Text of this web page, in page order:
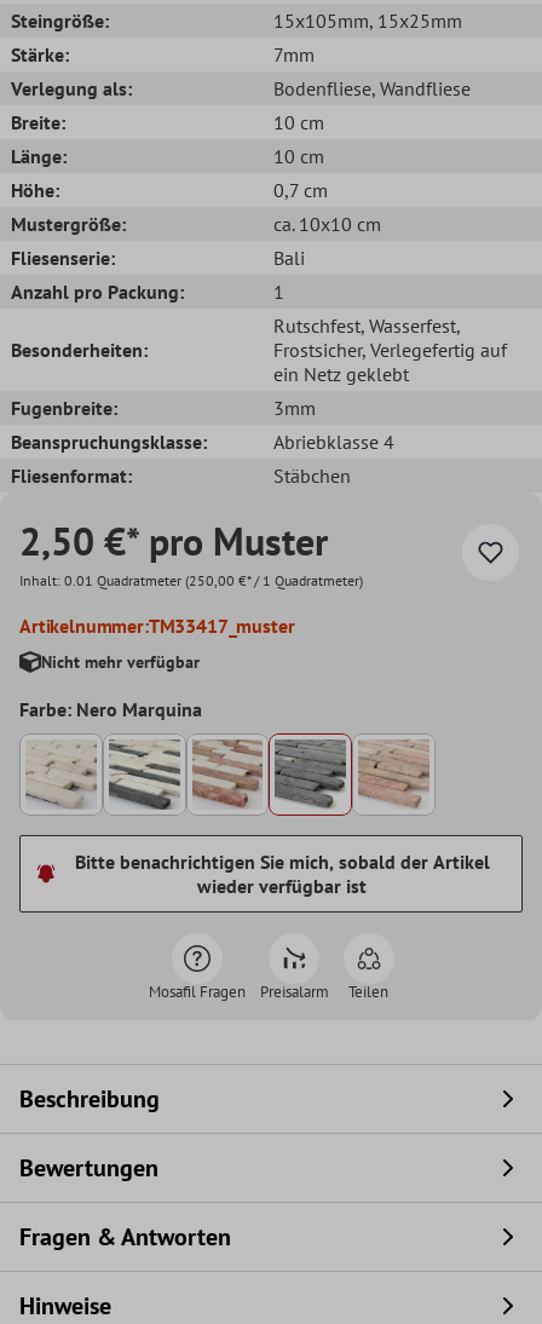
Steingröße:
15x105mm, 15x25mm
Stärke:
7mm
Verlegung als:
Bodenfliese, Wandfliese
Breite:
10 cm
Länge:
10 cm
Höhe:
0,7 cm
Mustergröße:
ca. 10x10 cm
Fliesenserie:
Bali
Anzahl pro Packung:
1
Besonderheiten:
Rutschfest, Wasserfest,
Frostsicher, Verlegefertig auf
ein Netz geklebt
Fugenbreite:
3mm
Beanspruchungsklasse:
Abriebklasse 4
Fliesenformat:
Stäbchen
2,50 €* pro Muster
Inhalt: 0.01 Quadratmeter (250,00 €* / 1 Quadratmeter)
Artikelnummer:TM33417_muster
Nicht mehr verfügbar
Farbe: Nero Marquina
Bitte benachrichtigen Sie mich, sobald der Artikel
wieder verfügbar ist
Mosafil Fragen Preisalarm Teilen
Beschreibung
Bewertungen
Fragen & Antworten
Hinweise